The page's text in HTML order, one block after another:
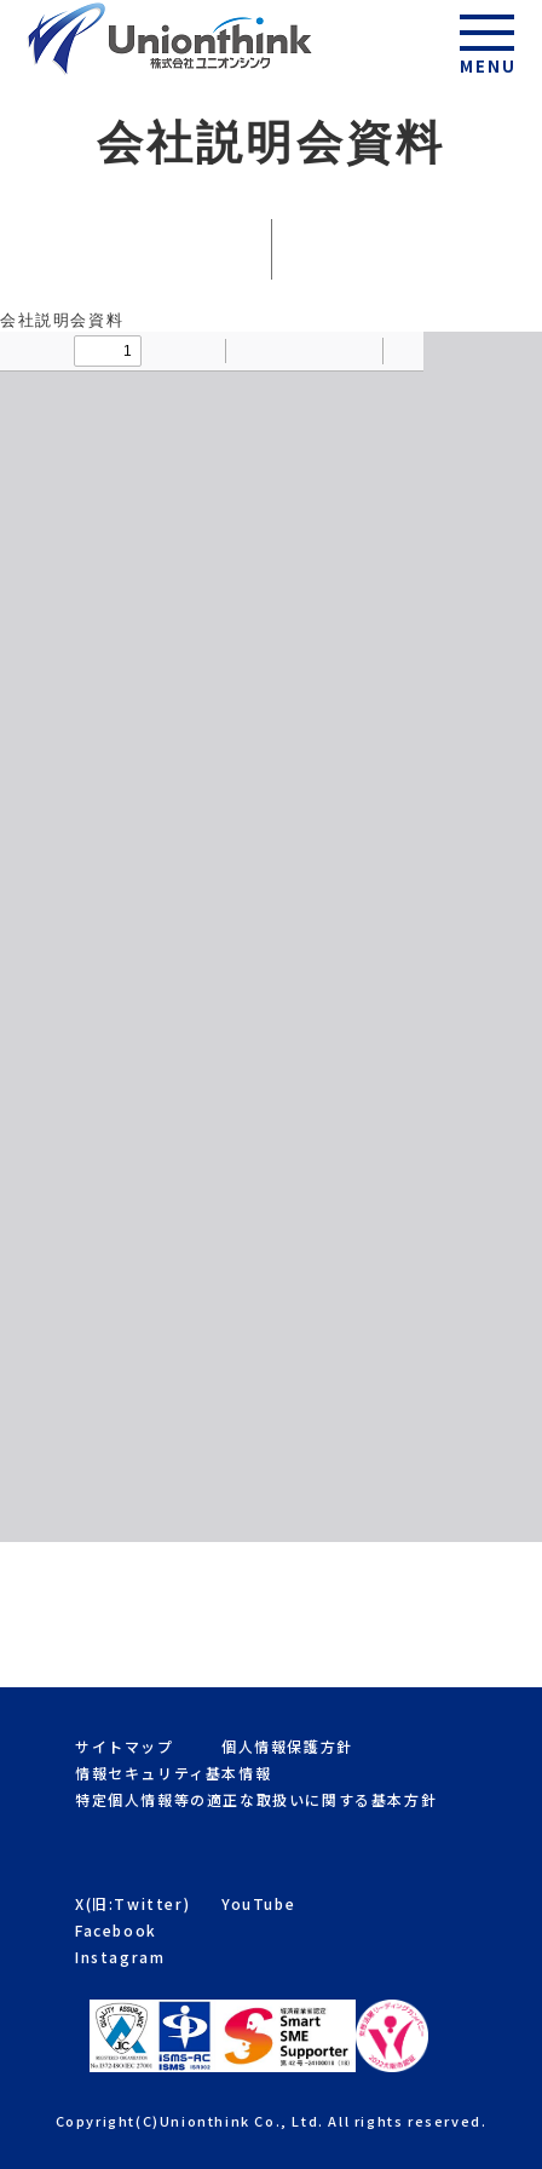
MENU
会社説明会資料
会社説明会資料
サイトマップ
個人情報保護方針
情報セキュリティ基本情報
特定個人情報等の適正な取扱いに関する基本方針
X(旧:Twitter)
YouTube
Facebook
Instagram
Copyright(C)Unionthink Co., Ltd. All rights reserved.